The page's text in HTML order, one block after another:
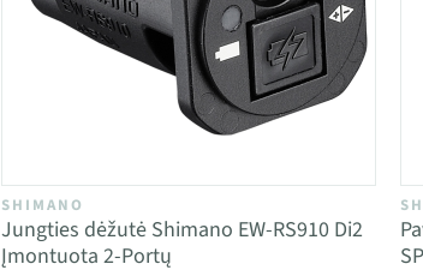
SHIMANO
Jungties dėžutė Shimano EW-RS910 Di2
Įmontuota 2-Portų